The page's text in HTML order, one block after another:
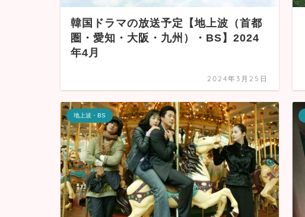
韓国ドラマの放送予定【地上波（首都
圏・愛知・大阪・九州）・BS】2024
年4月
2024年3月25日
地上波・BS